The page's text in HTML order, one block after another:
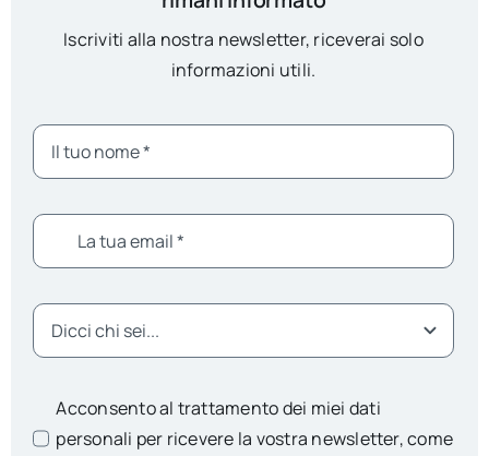
Iscriviti alla nostra newsletter, riceverai solo
informazioni utili.
Acconsento al trattamento dei miei dati
personali per ricevere la vostra newsletter, come